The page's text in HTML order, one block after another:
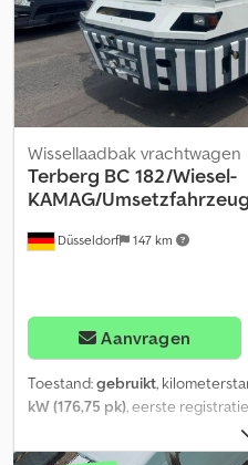
Düsseldorf 147 km
Wissellaadbak vrachtwagen
Terberg BC 182/Wiesel-
KAMAG/Umsetzfahrzeug
Aanvragen
Toestand:gebruikt,
kW (176,75 pk), eerste
,
overbrenging:automatisch,